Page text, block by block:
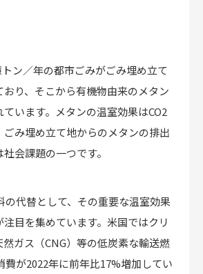
ン／年の都市ごみがごみ埋め立て
り、そこから有機物由来のメタン
います。メタンの温室効果はCO2
ごみ埋め立て地からのメタンの排出
会課題の一つです。
の代替として、その重要な温室効果
目を集めています。米国ではクリ
ガス（CNG）等の低炭素な輸送燃
費が2022年に前年比17%増加してい